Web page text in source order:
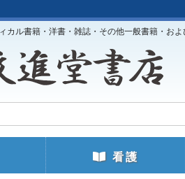
カル書籍・洋書・雑誌・その他一般書籍・およ
看護